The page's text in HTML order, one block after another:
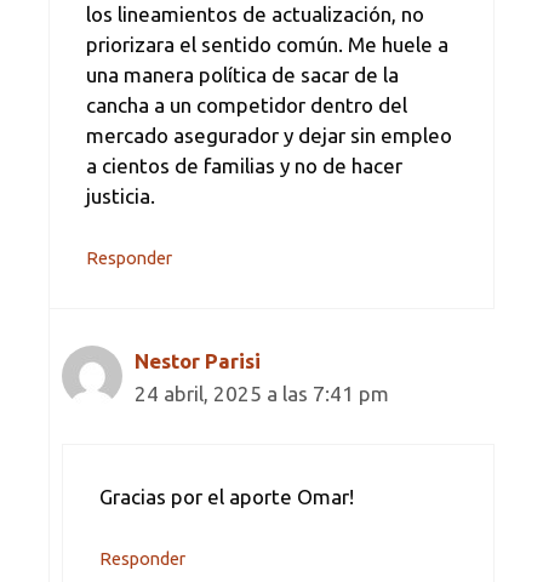
los lineamientos de actualización, no
priorizara el sentido común. Me huele a
una manera política de sacar de la
cancha a un competidor dentro del
mercado asegurador y dejar sin empleo
a cientos de familias y no de hacer
justicia.
Responder
Nestor Parisi
24 abril, 2025 a las 7:41 pm
Gracias por el aporte Omar!
Responder